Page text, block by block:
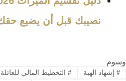
نصيبك قبل أن يضيع
وسوم
#إشهاد الهبة #التخطيط المالي